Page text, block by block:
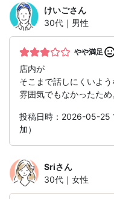
けいごさん
30代｜男性
やや満足
店内が
そこまで話しにくいよう
雰囲気でもなかったため
投稿日時：2026-05-25
加）
Sriさん
30代｜女性